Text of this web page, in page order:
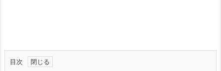
目次